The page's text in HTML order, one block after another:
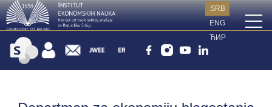
SRB
ENG
ЋИР